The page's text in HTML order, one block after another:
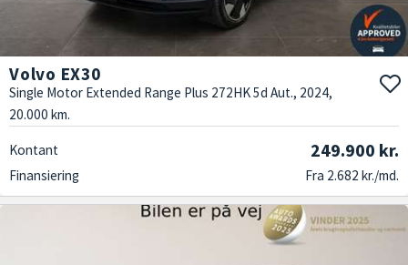
Volvo EX30
Single Motor Extended Range Plus 272HK 5d Aut., 2024,
20.000 km.
Kontant 249.900 kr.
Finansiering Fra 2.682 kr./md.